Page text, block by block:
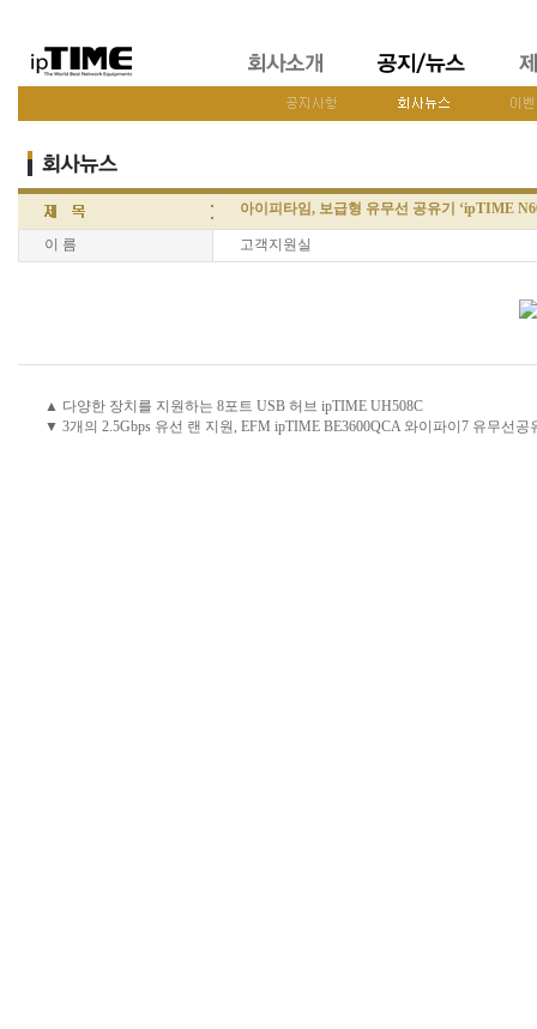
아이피타임, 보급형 유무선 공유기 ‘ipTIME
이 름 고객지원실
▲ 다양한 장치를 지원하는 8포트 USB 허브 ipTIME UH508C
▼ 3개의 2.5Gbps 유선 랜 지원, EFM ipTIME BE3600QCA 와이파이7 유무선공